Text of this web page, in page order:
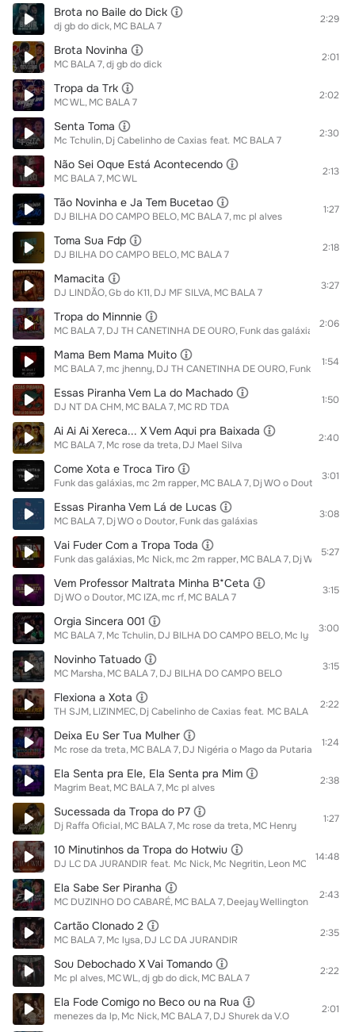
Brota no Baile do Dick
dj gb do dick MC BALA 7
2:29
Brota Novinha
MC BALA 7 dj gb do dick
2:01
Tropa da Trk
MC WL MC BALA 7
2:02
Senta Toma
Mc Tchulin Dj Cabelinho de Caxias feat. MC BALA 7
2:30
Não Sei Oque Está Acontecendo
MC BALA 7 MC WL
2:13
Tão Novinha e Ja Tem Bucetao
DJ BILHA DO CAMPO BELO MC BALA 7 mc pl alves
1:27
Toma Sua Fdp
DJ BILHA DO CAMPO BELO MC BALA 7
2:18
Mamacita
DJ LINDÃO Gb do K11 DJ MF SILVA MC BALA 7
3:27
Tropa do Minnnie
MC BALA 7 DJ TH CANETINHA DE OURO Funk das galáxias
2:06
Mama Bem Mama Muito
MC BALA 7 mc jhenny DJ TH CANETINHA DE OURO Funk das
1:54
Essas Piranha Vem La do Machado
DJ NT DA CHM MC BALA 7 MC RD TDA
1:50
Ai Ai Ai Xereca... X Vem Aqui pra Baixada
MC BALA 7 Mc rose da treta DJ Mael Silva
2:40
Come Xota e Troca Tiro
Funk das galáxias mc 2m rapper MC BALA 7 Dj WO o Doutor
3:01
Essas Piranha Vem Lá de Lucas
MC BALA 7 Dj WO o Doutor Funk das galáxias
3:08
Vai Fuder Com a Tropa Toda
Funk das galáxias Mc Nick mc 2m rapper MC BALA 7 Dj WO o
5:27
Vem Professor Maltrata Minha B*Ceta
Dj WO o Doutor MC IZA mc rf MC BALA 7
3:15
Orgia Sincera 001
MC BALA 7 Mc Tchulin DJ BILHA DO CAMPO BELO Mc lysa Mc
3:00
Novinho Tatuado
MC Marsha MC BALA 7 DJ BILHA DO CAMPO BELO
3:15
Flexiona a Xota
TH SJM LIZINMEC Dj Cabelinho de Caxias feat. MC BALA 7
2:22
Deixa Eu Ser Tua Mulher
Mc rose da treta MC BALA 7 DJ Nigéria o Mago da Putaria
1:24
Ela Senta pra Ele, Ela Senta pra Mim
Magrim Beat MC BALA 7 Mc pl alves
2:38
Sucessada da Tropa do P7
Dj Raffa Oficial MC BALA 7 Mc rose da treta MC Henry
1:27
10 Minutinhos da Tropa do Hotwiu
DJ LC DA JURANDIR feat. Mc Nick Mc Negritin Leon MC mc rf
14:48
Ela Sabe Ser Piranha
MC DUZINHO DO CABARÉ MC BALA 7 Deejay Wellington da
2:43
Cartão Clonado 2
MC BALA 7 Mc lysa DJ LC DA JURANDIR
2:35
Sou Debochado X Vai Tomando
Mc pl alves MC WL dj gb do dick MC BALA 7
2:22
Ela Fode Comigo no Beco ou na Rua
menezes da lp Mc Nick MC BALA 7 DJ Shurek da V.O
2:01